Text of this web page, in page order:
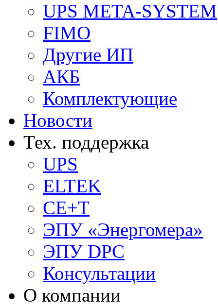
UPS META-SYSTEM
FIMO
Другие ИП
АКБ
Комплектующие
Новости
Тех. поддержка
UPS
ELTEK
CE+T
ЭПУ «Энергомера»
ЭПУ DPC
Консультации
О компании